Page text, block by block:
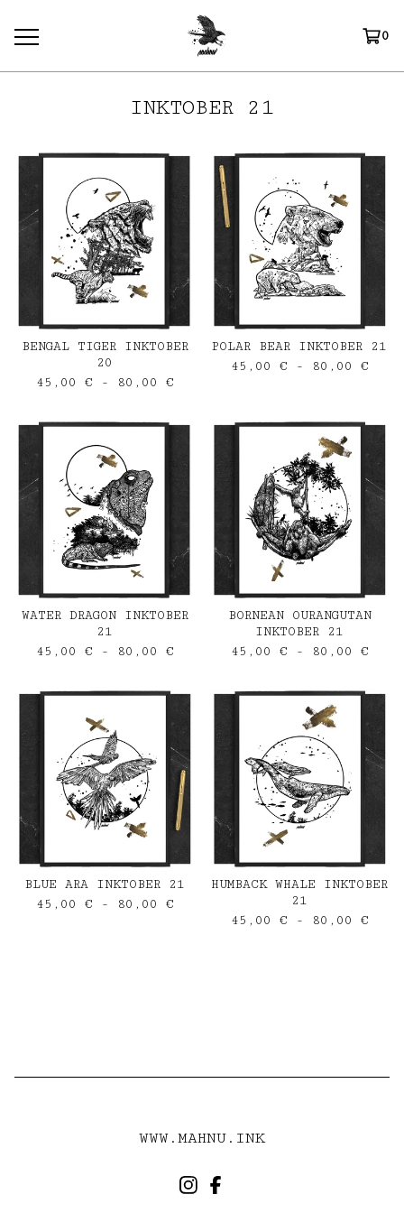
0
INKTOBER 21
BENGAL TIGER INKTOBER
20
45,00 € - 80,00 €
POLAR BEAR INKTOBER 21
45,00 € - 80,00 €
WATER DRAGON INKTOBER
21
45,00 € - 80,00 €
BORNEAN OURANGUTAN
INKTOBER 21
45,00 € - 80,00 €
BLUE ARA INKTOBER 21
45,00 € - 80,00 €
HUMBACK WHALE INKTOBER
21
45,00 € - 80,00 €
WWW.MAHNU.INK